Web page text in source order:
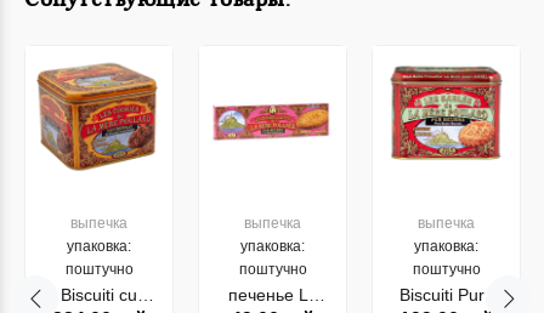
выпечка
упаковка:
поштучно
Biscuiti cu
выпечка
упаковка:
поштучно
печенье La
выпечка
упаковка:
поштучно
Biscuiti Pure